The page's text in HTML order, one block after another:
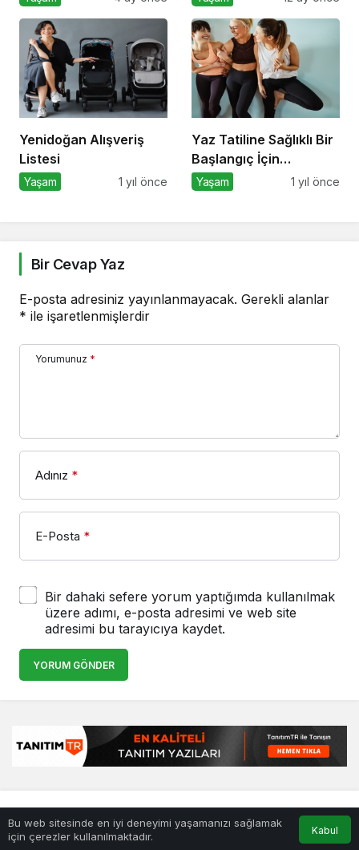
Yenidoğan Alışveriş
Listesi
Yaşam 1 yıl önce
Yaz Tatiline Sağlıklı Bir
Başlangıç İçin
Beslenme
Yaşam 1 yıl önce
Bir Cevap Yaz
E-posta adresiniz yayınlanmayacak. Gerekli alanlar
* ile işaretlenmişlerdir
Yorumunuz *
Adınız *
E-Posta *
Bir dahaki sefere yorum yaptığımda kullanılmak
üzere adımı, e-posta adresimi ve web site
adresimi bu tarayıcıya kaydet.
YORUM GÖNDER
Bu web sitesinde en iyi deneyimi yaşamanızı sağlamak
için çerezler kullanılmaktadır.
Kabul
en iyiler
listesi, bihaber, sağlıklı